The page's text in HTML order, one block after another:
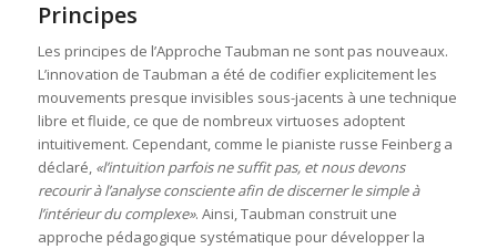
Principes
Les principes de l’Approche Taubman ne sont pas nouveaux.
L’innovation de Taubman a été de codifier explicitement les
mouvements presque invisibles sous-jacents à une technique
libre et fluide, ce que de nombreux virtuoses adoptent
intuitivement. Cependant, comme le pianiste russe Feinberg a
déclaré, «l’intuition parfois ne suffit pas, et nous devons
recourir à l’analyse consciente afin de discerner le simple à
l’intérieur du complexe». Ainsi, Taubman construit une
approche pédagogique systématique pour développer la